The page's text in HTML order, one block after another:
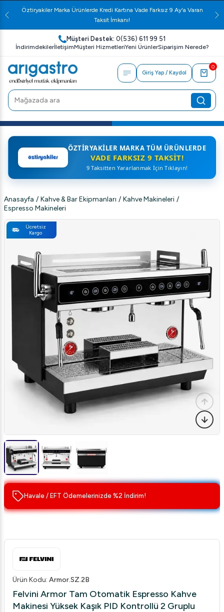
Öztiryakiler Marka Ürünlerde Kredi Kartına Vade Farksız 9 Ay'a Varan
Taksit İmkanı!
Müşteri Destek: 0(536) 611 99 51
İndirimdekilerİletişimMüşteri HizmetleriYeni ÜrünlerSiparişim Nerede?
Giriş Yap / Kaydol
0
ÖZTIRYAKILER MARKA TÜM ÜRÜNLERDE
VADE FARKSIZ 9 TAKSIT!
9 Taksitten Yararlanmak İçin Tıklayın!
Anasayfa / Kahve & Bar Ekipmanları / Kahve Makineleri /
Espresso Makineleri
Ücretsiz
Kargo
Havale / EFT Ödemelerinizde %2 İndirim!
Ürün Kodu: Armor.SZ.2B
Felvini Armor Tam Otomatik Espresso Kahve
Makinesi Yüksek Kaşık PID Kontrollü 2 Gruplu